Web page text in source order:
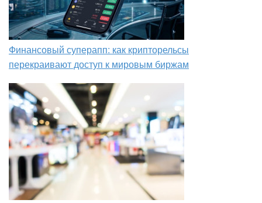
Финансовый суперапп: как крипторельсы
перекраивают доступ к мировым биржам